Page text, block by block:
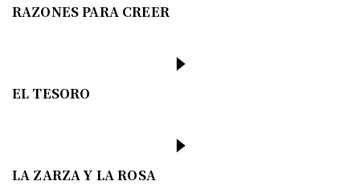
RAZONES PARA CREER
EL TESORO
LA ZARZA Y LA ROSA